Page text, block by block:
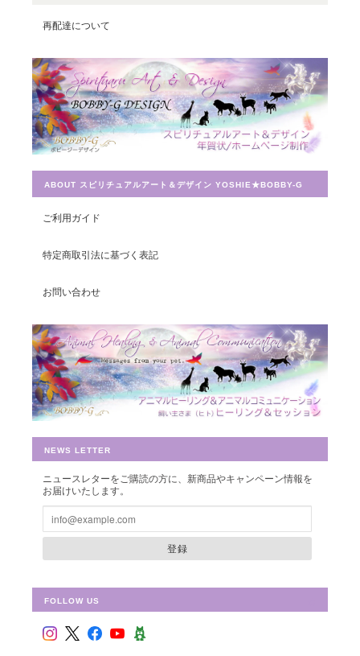
Magical Energy／メッセージカードch.009
2019/07/26
とても迅速に対応していただき感謝しています。 ありがとうござ
いました。
切に使わせて頂きます。
豊かさを受け取る♪豊かさ・豊かさの循環／エネルギーカード
2019/07/26
2018/10/08
再配達について
ABOUT スピリチュアルアート＆デザイン YOSHIE★BOBBY-G
ご利用ガイド
特定商取引法に基づく表記
お問い合わせ
NEWS LETTER
ニュースレターをご購読の方に、新商品やキャンペーン情報を
お届けいたします。
登録
FOLLOW US